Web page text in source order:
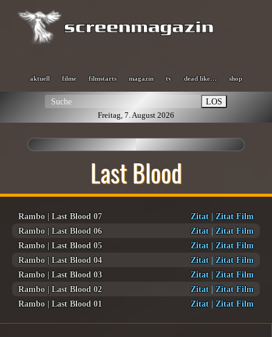
aktuell filme filmstarts magazin tv dead like… shop
LOS
Freitag, 7. August 2026
Last Blood
Rambo | Last Blood 07 Zitat | Zitat Film
Rambo | Last Blood 06
Zitat | Zitat Film
Rambo | Last Blood 05
Zitat | Zitat Film
Rambo | Last Blood 04
Zitat | Zitat Film
Rambo | Last Blood 03
Zitat | Zitat Film
Rambo | Last Blood 02
Zitat | Zitat Film
Rambo | Last Blood 01
Zitat | Zitat Film